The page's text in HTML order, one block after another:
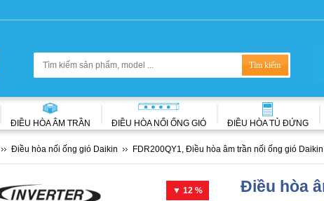
ĐIỀU HÒA ÂM TRẦN ĐIỀU HÒA NỐI ỐNG GIÓ ĐIỀU HÒA TỦ ĐỨNG
Điều hòa nối ống gió Daikin FDR200QY1, Điều hòa âm trần nối ống gió
▼ 12 %
Điều hòa